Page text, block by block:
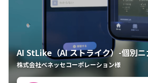
AI StLike（AI ストライク）-個別ニ
株式会社ベネッセコーポレーション様